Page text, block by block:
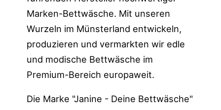
Marken-Bettwäsche. Mit unseren
Wurzeln im Münsterland entwickeln,
produzieren und vermarkten wir edle
und modische Bettwäsche im
Premium-Bereich europaweit.
Die Marke "Janine - Deine Bettwäsche"